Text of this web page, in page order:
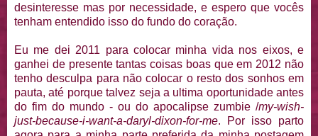
desinteresse mas por necessidade, e espero que vocês
tenham entendido isso do fundo do coração.
Eu me dei 2011 para colocar minha vida nos eixos, e
ganhei de presente tantas coisas boas que em 2012 não
tenho desculpa para não colocar o resto dos sonhos em
pauta, até porque talvez seja a ultima oportunidade antes
do fim do mundo - ou do apocalipse zumbie /my-wish-
just-because-i-want-a-daryl-dixon-for-me. Por isso parto